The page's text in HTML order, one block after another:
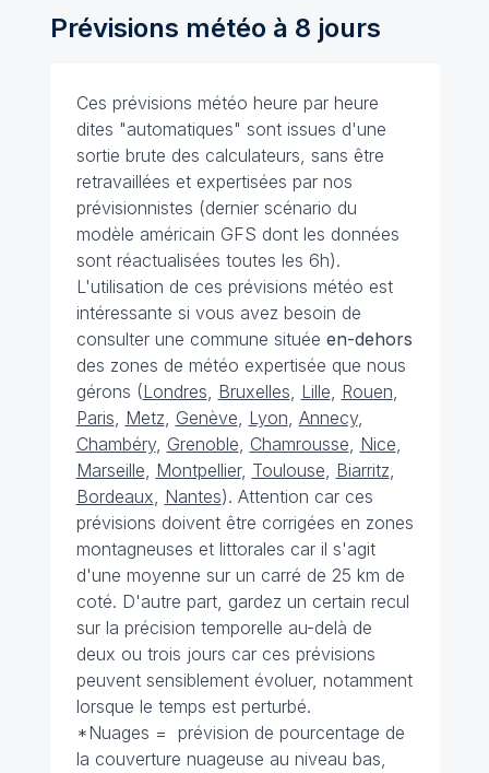
Prévisions météo à 8 jours
Ces prévisions météo heure par heure
dites "automatiques" sont issues d'une
sortie brute des calculateurs, sans être
retravaillées et expertisées par nos
prévisionnistes (dernier scénario du
modèle américain GFS dont les données
sont réactualisées toutes les 6h).
L'utilisation de ces prévisions météo est
intéressante si vous avez besoin de
consulter une commune située en-dehors
des zones de météo expertisée que nous
gérons (Londres, Bruxelles, Lille, Rouen,
Paris, Metz, Genève, Lyon, Annecy,
Chambéry, Grenoble, Chamrousse, Nice,
Marseille, Montpellier, Toulouse, Biarritz,
Bordeaux, Nantes). Attention car ces
prévisions doivent être corrigées en zones
montagneuses et littorales car il s'agit
d'une moyenne sur un carré de 25 km de
coté. D'autre part, gardez un certain recul
sur la précision temporelle au-delà de
deux ou trois jours car ces prévisions
peuvent sensiblement évoluer, notamment
lorsque le temps est perturbé.
*Nuages = prévision de pourcentage de
la couverture nuageuse au niveau bas,